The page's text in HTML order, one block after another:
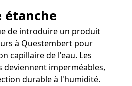
étanche
de introduire un produit
à Questembert pour
capillaire de l'eau. Les
deviennent imperméables,
durable à l'humidité.